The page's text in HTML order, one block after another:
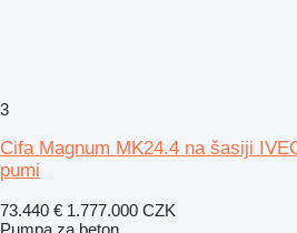
3
Cifa Magnum MK24.4 na šasiji
pumi
73.440 € 1.777.000 CZK
Pumpa za beton